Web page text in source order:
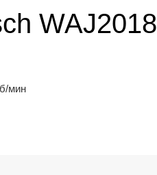
WAJ2018
мин